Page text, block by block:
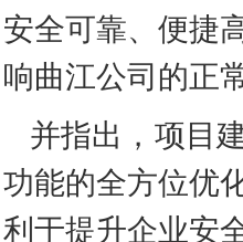
安全可靠、便捷
响曲江公司的正
并指出，项目
功能的全方位优
利于提升企业安